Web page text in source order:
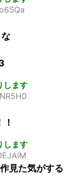
します
します
見た気がする